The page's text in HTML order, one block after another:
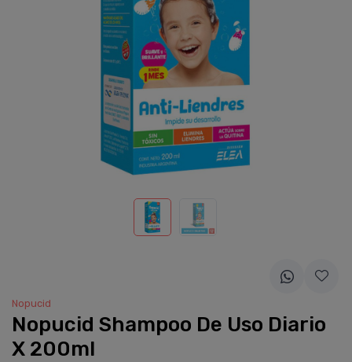
Nopucid
Nopucid Shampoo De Uso Diario
X 200ml